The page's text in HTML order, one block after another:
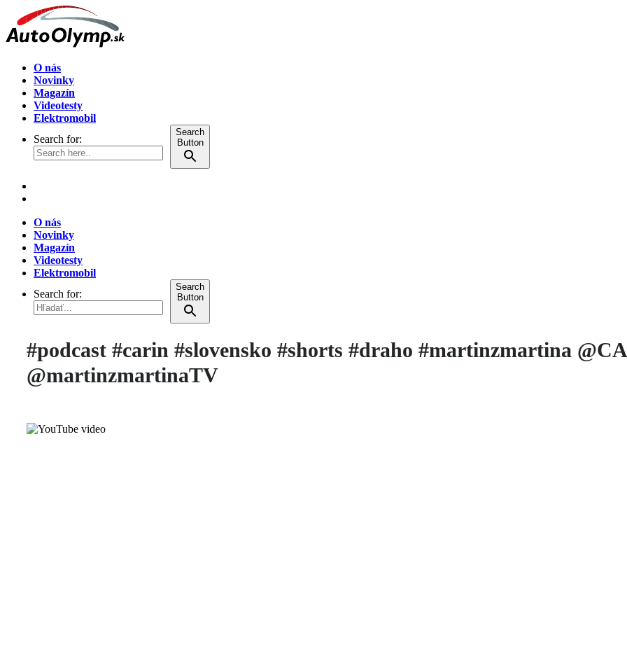
O nás
Novinky
Magazín
Videotesty
Elektromobil
Search for:
Search
Button
O nás
Novinky
Magazín
Videotesty
Elektromobil
Search for:
Search
Button
#podcast #carin #slovensko #shorts #draho #martinzmartina
@martinzmartinaTV